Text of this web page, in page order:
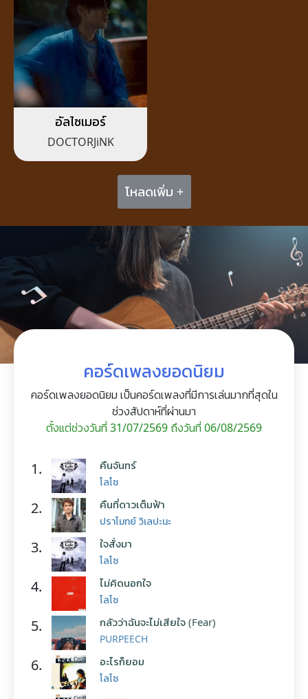
อัลไซเมอร์
DOCTORJiNK
โหลดเพิ่ม +
คอร์ดเพลงยอดนิยม
คอร์ดเพลงยอดนิยม เป็นคอร์ดเพลงที่มีการเล่นมากที่สุดใน
ช่วงสัปดาห์ที่ผ่านมา
ตั้งแต่ช่วงวันที่ 31/07/2569 ถึงวันที่ 06/08/2569
1. คืนจันทร์
โลโซ
2. คืนที่ดาวเต็มฟ้า
ปราโมทย์ วิเลปะนะ
3. ใจสั่งมา
โลโซ
4. ไม่คิดนอกใจ
โลโซ
5. กลัวว่าฉันจะไม่เสียใจ (Fear)
PURPEECH
6. อะไรก็ยอม
โลโซ